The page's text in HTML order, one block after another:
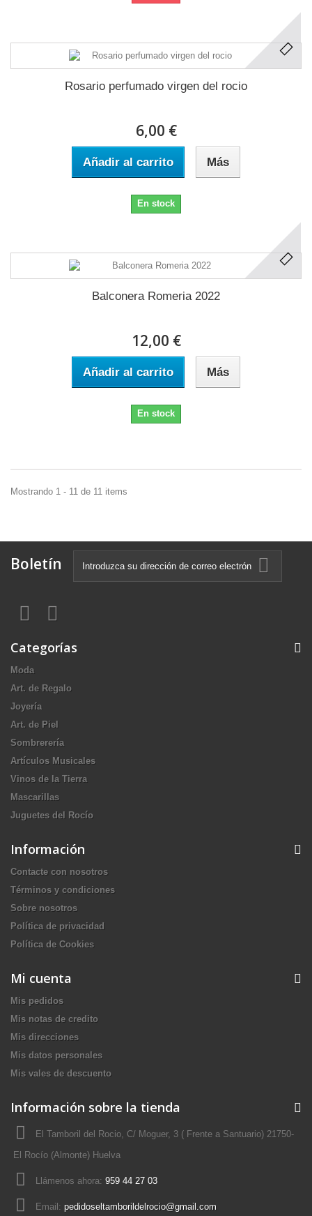
Rosario perfumado virgen del rocio
6,00 €
Añadir al carrito Más
En stock
Balconera Romeria 2022
12,00 €
Añadir al carrito Más
En stock
Mostrando 1 - 11 de 11 items
Boletín
Categorías
Moda
Art. de Regalo
Joyería
Art. de Piel
Sombrerería
Artículos Musicales
Vinos de la Tierra
Mascarillas
Juguetes del Rocío
Información
Contacte con nosotros
Términos y condiciones
Sobre nosotros
Política de privacidad
Política de Cookies
Mi cuenta
Mis pedidos
Mis notas de credito
Mis direcciones
Mis datos personales
Mis vales de descuento
Información sobre la tienda
El Tamboril del Rocio, C/ Moguer, 3 ( Frente a Santuario) 21750-
El Rocío (Almonte) Huelva
Llámenos ahora: 959 44 27 03
Email: pedidoseltamborildelrocio@gmail.com